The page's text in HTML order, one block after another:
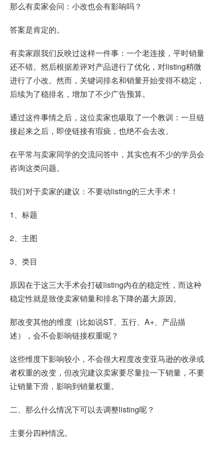
那么有卖家会问：小改也会有影响吗？
答案是肯定的。
有卖家跟我们反映过这样一件事：一个老连接，平时销量
还不错。然后根据差评对产品进行了优化，对listing稍微
进行了小改。然而，关键词排名和销量开始变得不稳定，
后续为了稳排名，增加了不少广告预算。
通过这件事情之后，这位卖家也吸取了一个教训：一旦链
接起来之后，即使链接有瑕疵，也绝不会去改。
在平常与卖家同学的交流问答中，其实也有不少的学员会
咨询这类问题。
我们对于卖家的建议：不要动listing的三大手术！
1、标题
2、主图
3、类目
原因在于这三大手术会打破listing内在的稳定性，而这种
稳定性就是致使卖家销量和排名下降的蕞大原因。
那改变其他的维度（比如说ST、五行、A+、产品描
述），会不会影响链接权重呢？
这些维度下影响较小，不会很大程度改变亚马逊的收录或
者权重的改变，但改完建议卖家要尽量拉一下销量，不要
让销量下滑，影响到销量权重。
二、那么什么情况下可以去调整listing呢？
主要分四种情况。